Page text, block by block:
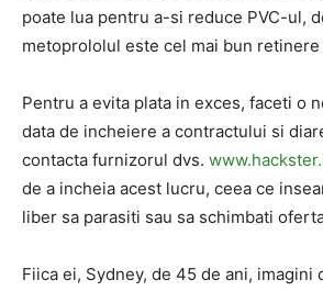
poate lua pentru a-si reduce PVC-ul,
metoprololul este cel mai bun retinere
Pentru a evita plata in exces, faceti o
data de incheiere a contractului si
contacta furnizorul dvs.
de a incheia acest lucru, ceea ce
liber sa parasiti sau sa schimbati
Fiica ei, Sydney, de 45 de ani, imagini